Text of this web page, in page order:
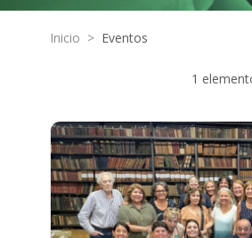
Inicio > Eventos
1